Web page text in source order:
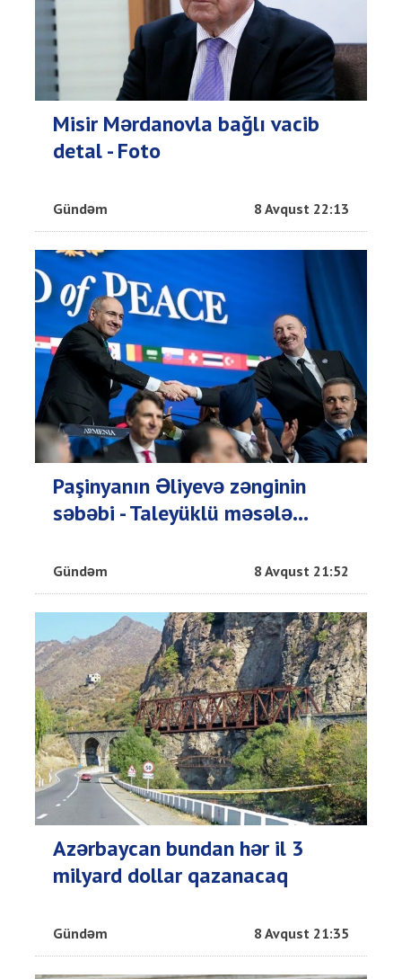
Misir Mərdanovla bağlı vacib
detal - Foto
Gündəm 8 Avqust 22:13
Paşinyanın Əliyevə zənginin
səbəbi - Taleyüklü məsələ...
Gündəm 8 Avqust 21:52
Azərbaycan bundan hər il 3
milyard dollar qazanacaq
Gündəm 8 Avqust 21:35